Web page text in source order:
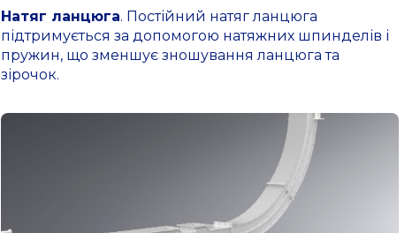
Натяг ланцюга. Постійний натяг ланцюга
підтримується за допомогою натяжних шпинделів і
пружин, що зменшує зношування ланцюга та
зірочок.